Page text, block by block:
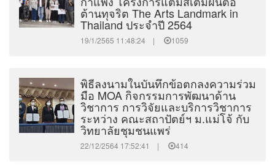
ต้านทุจริต The Arts Landmark in
Thailand ประจำปี 2564
19/1/2565 11:48:24 | 1059
พิธีลงนามในบันทึกข้อตกลงความร่วม
มือ MOA กิจกรรมการพัฒนาด้าน
วิชาการ การวิจัยและบริการวิชาการ
ระหว่าง คณะสถาปัตย์ฯ ม.แม่โจ้ กับ
วิทยาลัยชุมชนแพร่
22/12/2564 17:52:41 | 414